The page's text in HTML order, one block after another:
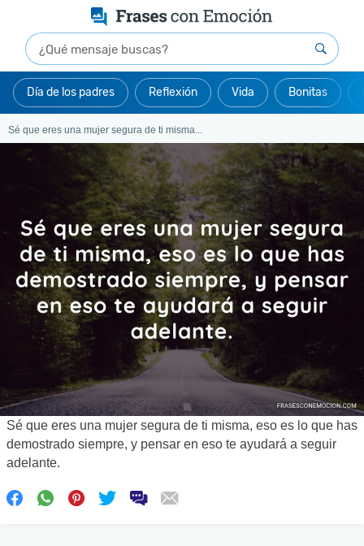
Día de los padres Reflexión Vida Bonitas
Sé que eres una mujer segura de ti misma...
Sé que eres una mujer segura de ti misma, eso es lo que has
demostrado siempre, y pensar en eso te ayudará a seguir
adelante.